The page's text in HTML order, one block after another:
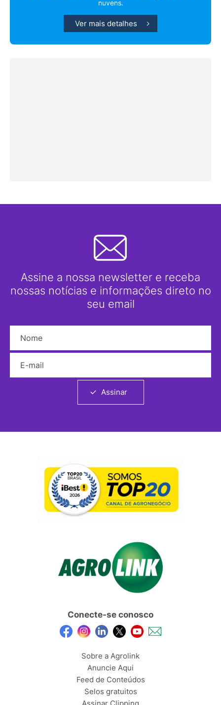
nuvens.
Ver mais detalhes
Assine a nossa newsletter e receba
nossas notícias e informações direto no
seu email
Assinar
Conecte-se conosco
Sobre a Agrolink
Anuncie Aqui
Feed de Conteúdos
Selos gratuitos
Assinar Clipping